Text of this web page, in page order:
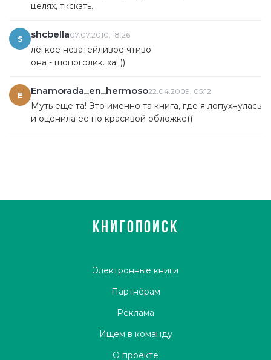
целях, ткскзть.
S shcbella07.07.2010, 18:26
лёгкое незатейливое чтиво.
она - шопоголик. ха! ))
E Enamorada_en_hermoso22.04.2009, 05:12
Муть еще та! Это именно та книга, где я лопухнулась
и оценила ее по красивой обложке((
КНИГОПОИСК
Электронные книги
Партнёрам
Реклама
Ищем в команду
О проекте